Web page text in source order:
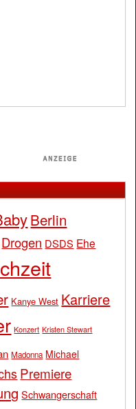
Berlin
Drogen DSDS Ehe
Kanye West Karriere
Konzert Kristen Stewart
Madonna Michael
Premiere
Schwangerschaft